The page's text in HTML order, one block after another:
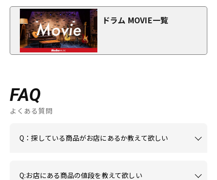
ドラム MOVIE一覧
FAQ
よくある質問
Q：探している商品がお店にあるか教えて欲しい
Q:お店にある商品の値段を教えて欲しい